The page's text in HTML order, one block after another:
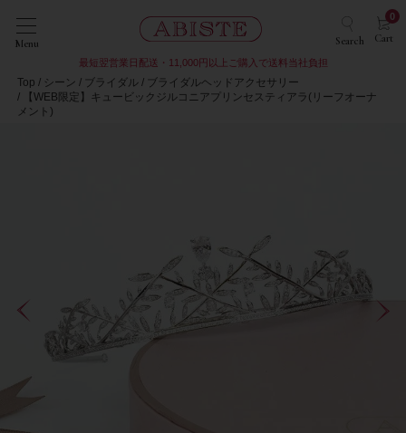
Menu Search Cart
0
最短翌営業日配送・11,000円以上ご購入で送料当社負担
Top シーン ブライダル
ブライダルヘッドアクセサリー
【WEB限定】キュービックジルコニアプリンセスティアラ(リーフオーナ
メント)